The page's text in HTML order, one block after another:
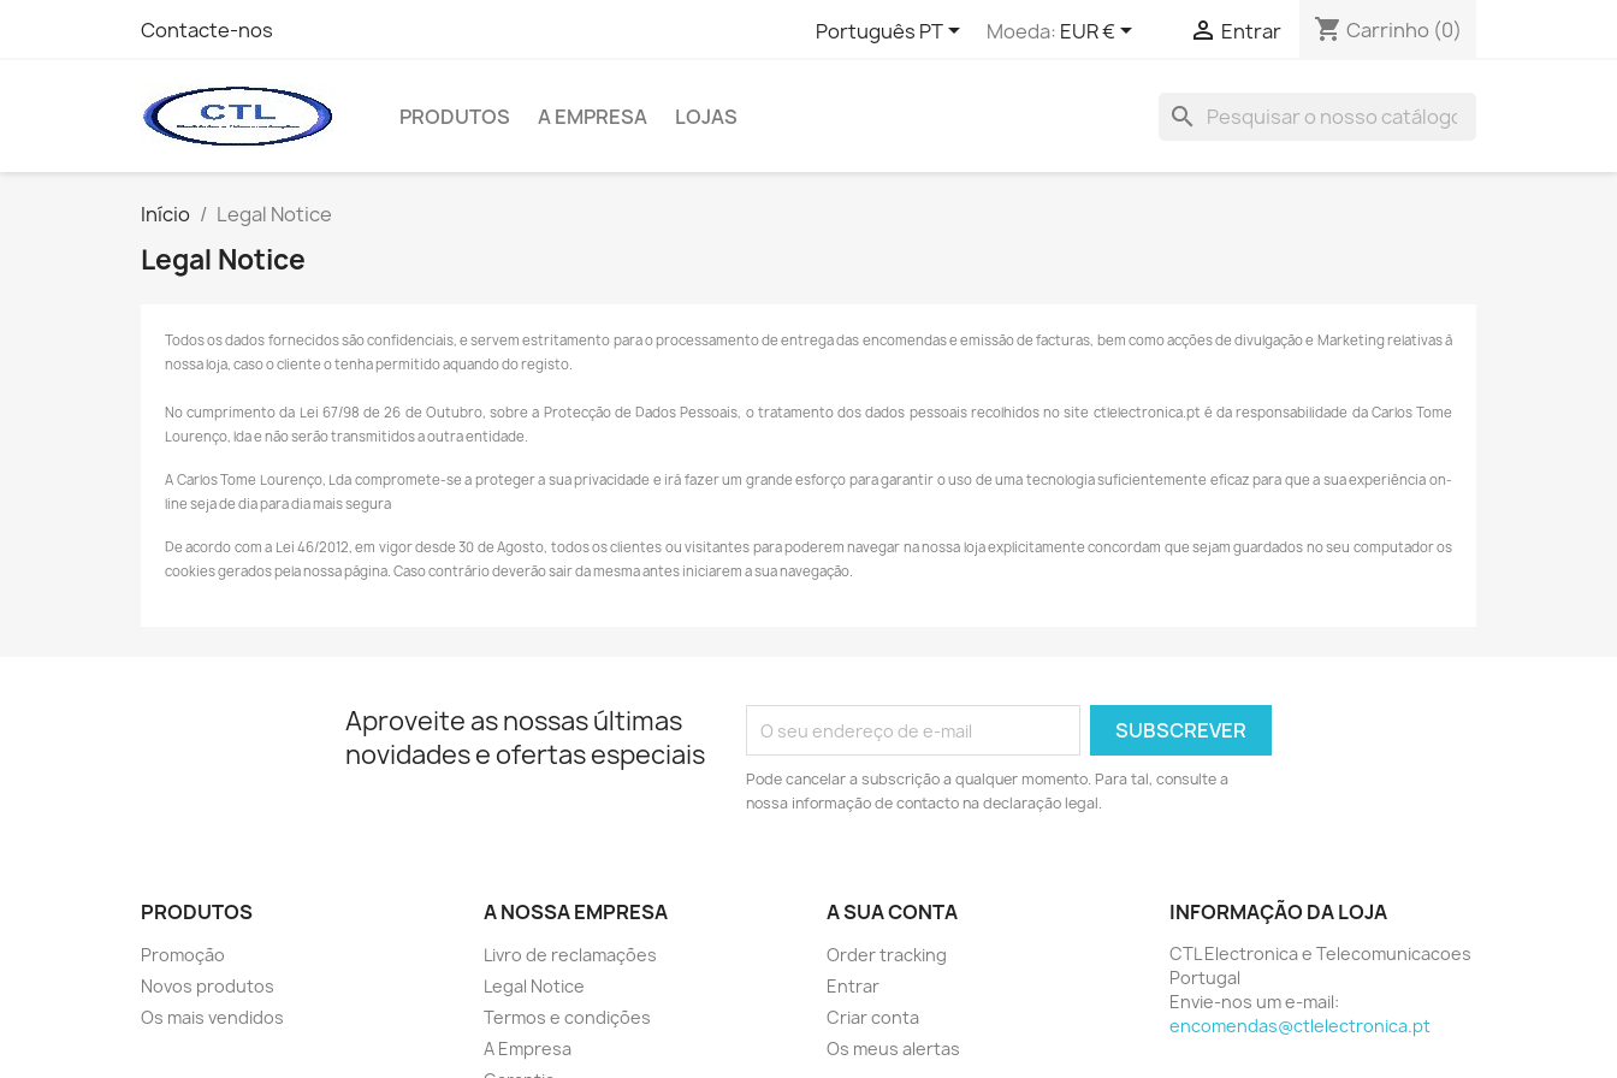
Contacte-nos Português PT Moeda: EUR €  Entrar shopping_cart Carrinho (0)
PRODUTOS A EMPRESA LOJAS search
Início Legal Notice
Legal Notice
Todos os dados fornecidos são confidenciais, e servem estritamento para o processamento de entrega das encomendas e emissão de facturas, bem como acções de divulgação e Marketing relativas à
nossa loja, caso o cliente o tenha permitido aquando do registo.
No cumprimento da Lei 67/98 de 26 de Outubro, sobre a Protecção de Dados Pessoais, o tratamento dos dados pessoais recolhidos no site ctlelectronica.pt é da responsabilidade da Carlos Tome
Lourenço, lda e não serão transmitidos a outra entidade.
A Carlos Tome Lourenço, Lda compromete-se a proteger a sua privacidade e irá fazer um grande esforço para garantir o uso de uma tecnologia suficientemente eficaz para que a sua experiência on-
line seja de dia para dia mais segura
De acordo com a Lei 46/2012, em vigor desde 30 de Agosto, todos os clientes ou visitantes para poderem navegar na nossa loja explicitamente concordam que sejam guardados no seu computador os
cookies gerados pela nossa página. Caso contrário deverão sair da mesma antes iniciarem a sua navegação.
Aproveite as nossas últimas
novidades e ofertas especiais
Pode cancelar a subscrição a qualquer momento. Para tal, consulte a
nossa informação de contacto na declaração legal.
PRODUTOS
Promoção
Novos produtos
Os mais vendidos
A NOSSA EMPRESA
Livro de reclamações
Legal Notice
Termos e condições
A Empresa
A SUA CONTA
Order tracking
Entrar
Criar conta
Os meus alertas
INFORMAÇÃO DA LOJA
CTL Electronica e Telecomunicacoes
Portugal
Envie-nos um e-mail:
encomendas@ctlelectronica.pt